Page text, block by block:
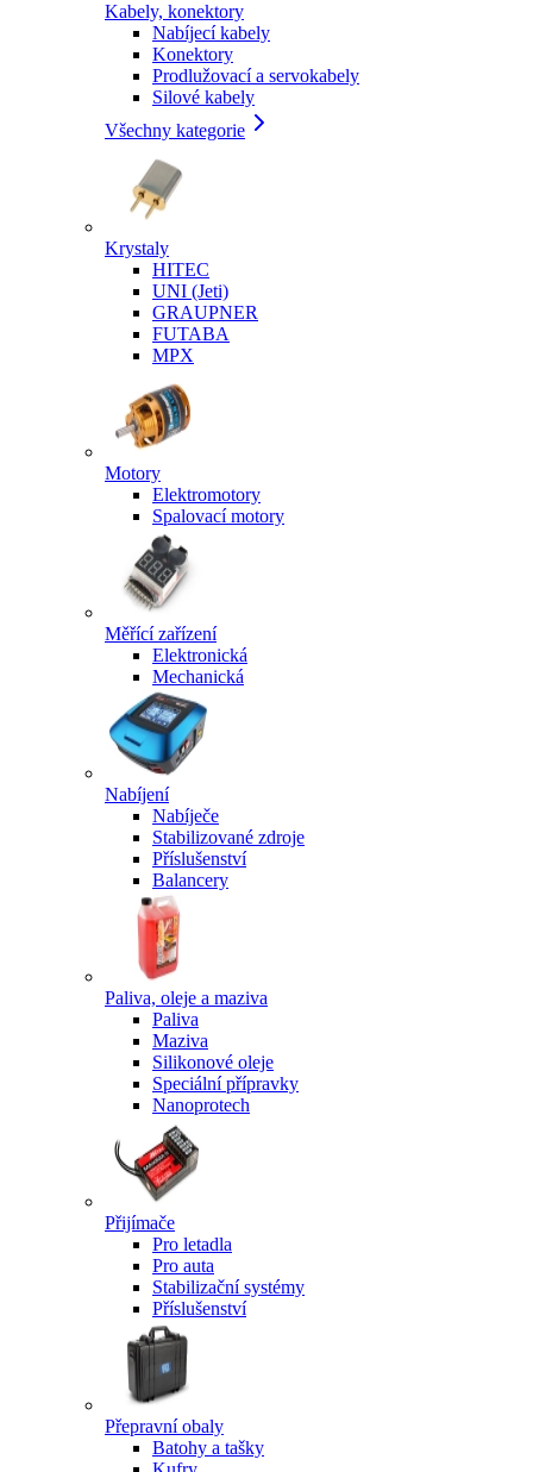
Kabely, konektory
Nabíjecí kabely
Konektory
Prodlužovací a servokabely
Silové kabely
Všechny kategorie
Krystaly
HITEC
UNI (Jeti)
GRAUPNER
FUTABA
MPX
Motory
Elektromotory
Spalovací motory
Měřící zařízení
Elektronická
Mechanická
Nabíjení
Nabíječe
Stabilizované zdroje
Příslušenství
Balancery
Paliva, oleje a maziva
Paliva
Maziva
Silikonové oleje
Speciální přípravky
Nanoprotech
Přijímače
Pro letadla
Pro auta
Stabilizační systémy
Příslušenství
Přepravní obaly
Batohy a tašky